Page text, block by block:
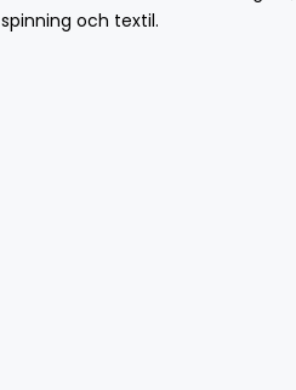
spinning och textil.